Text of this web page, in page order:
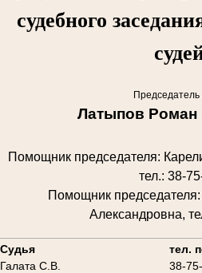
судебного
Председатель
Латыпов
Помощник председателя:
тел.: 38-
Помощник
Александровна,
Судья
тел.
Галата С.В.
38-